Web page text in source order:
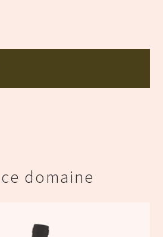
domaine